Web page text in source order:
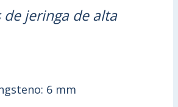
jeringa de alta
6 mm